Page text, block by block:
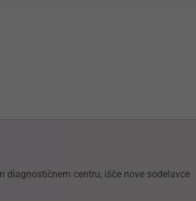
diagnostičnem centru, išče nove sodelavce